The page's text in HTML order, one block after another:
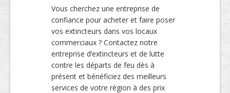
Vous cherchez une entreprise de
confiance pour acheter et faire poser
vos extincteurs dans vos locaux
commerciaux ? Contactez notre
entreprise d’extincteurs et de lutte
contre les départs de feu dès à
présent et bénéficiez des meilleurs
services de votre région à des prix